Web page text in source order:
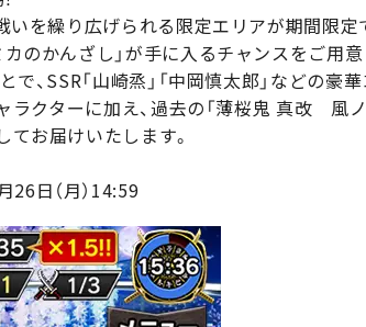
いを繰り広げられる限定エリアが期間限
のかんざし」が手に入るチャンスをご用意
で、SSR「山崎烝」「中岡慎太郎」などの
ャラクターに加え、過去の「薄桜鬼 真改
てお届けいたします。
日（月）14:59